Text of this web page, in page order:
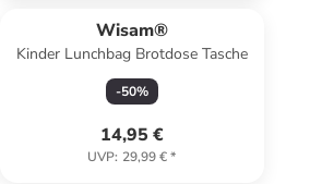
Wisam®
Kinder Lunchbag Brotdose Tasche
-50%
14,95 €
UVP: 29,99 €*